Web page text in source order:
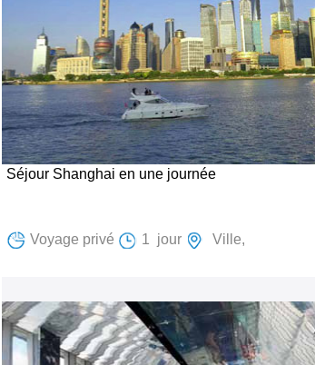
Séjour Shanghai en une journée
Voyage privé 1 jour Ville,